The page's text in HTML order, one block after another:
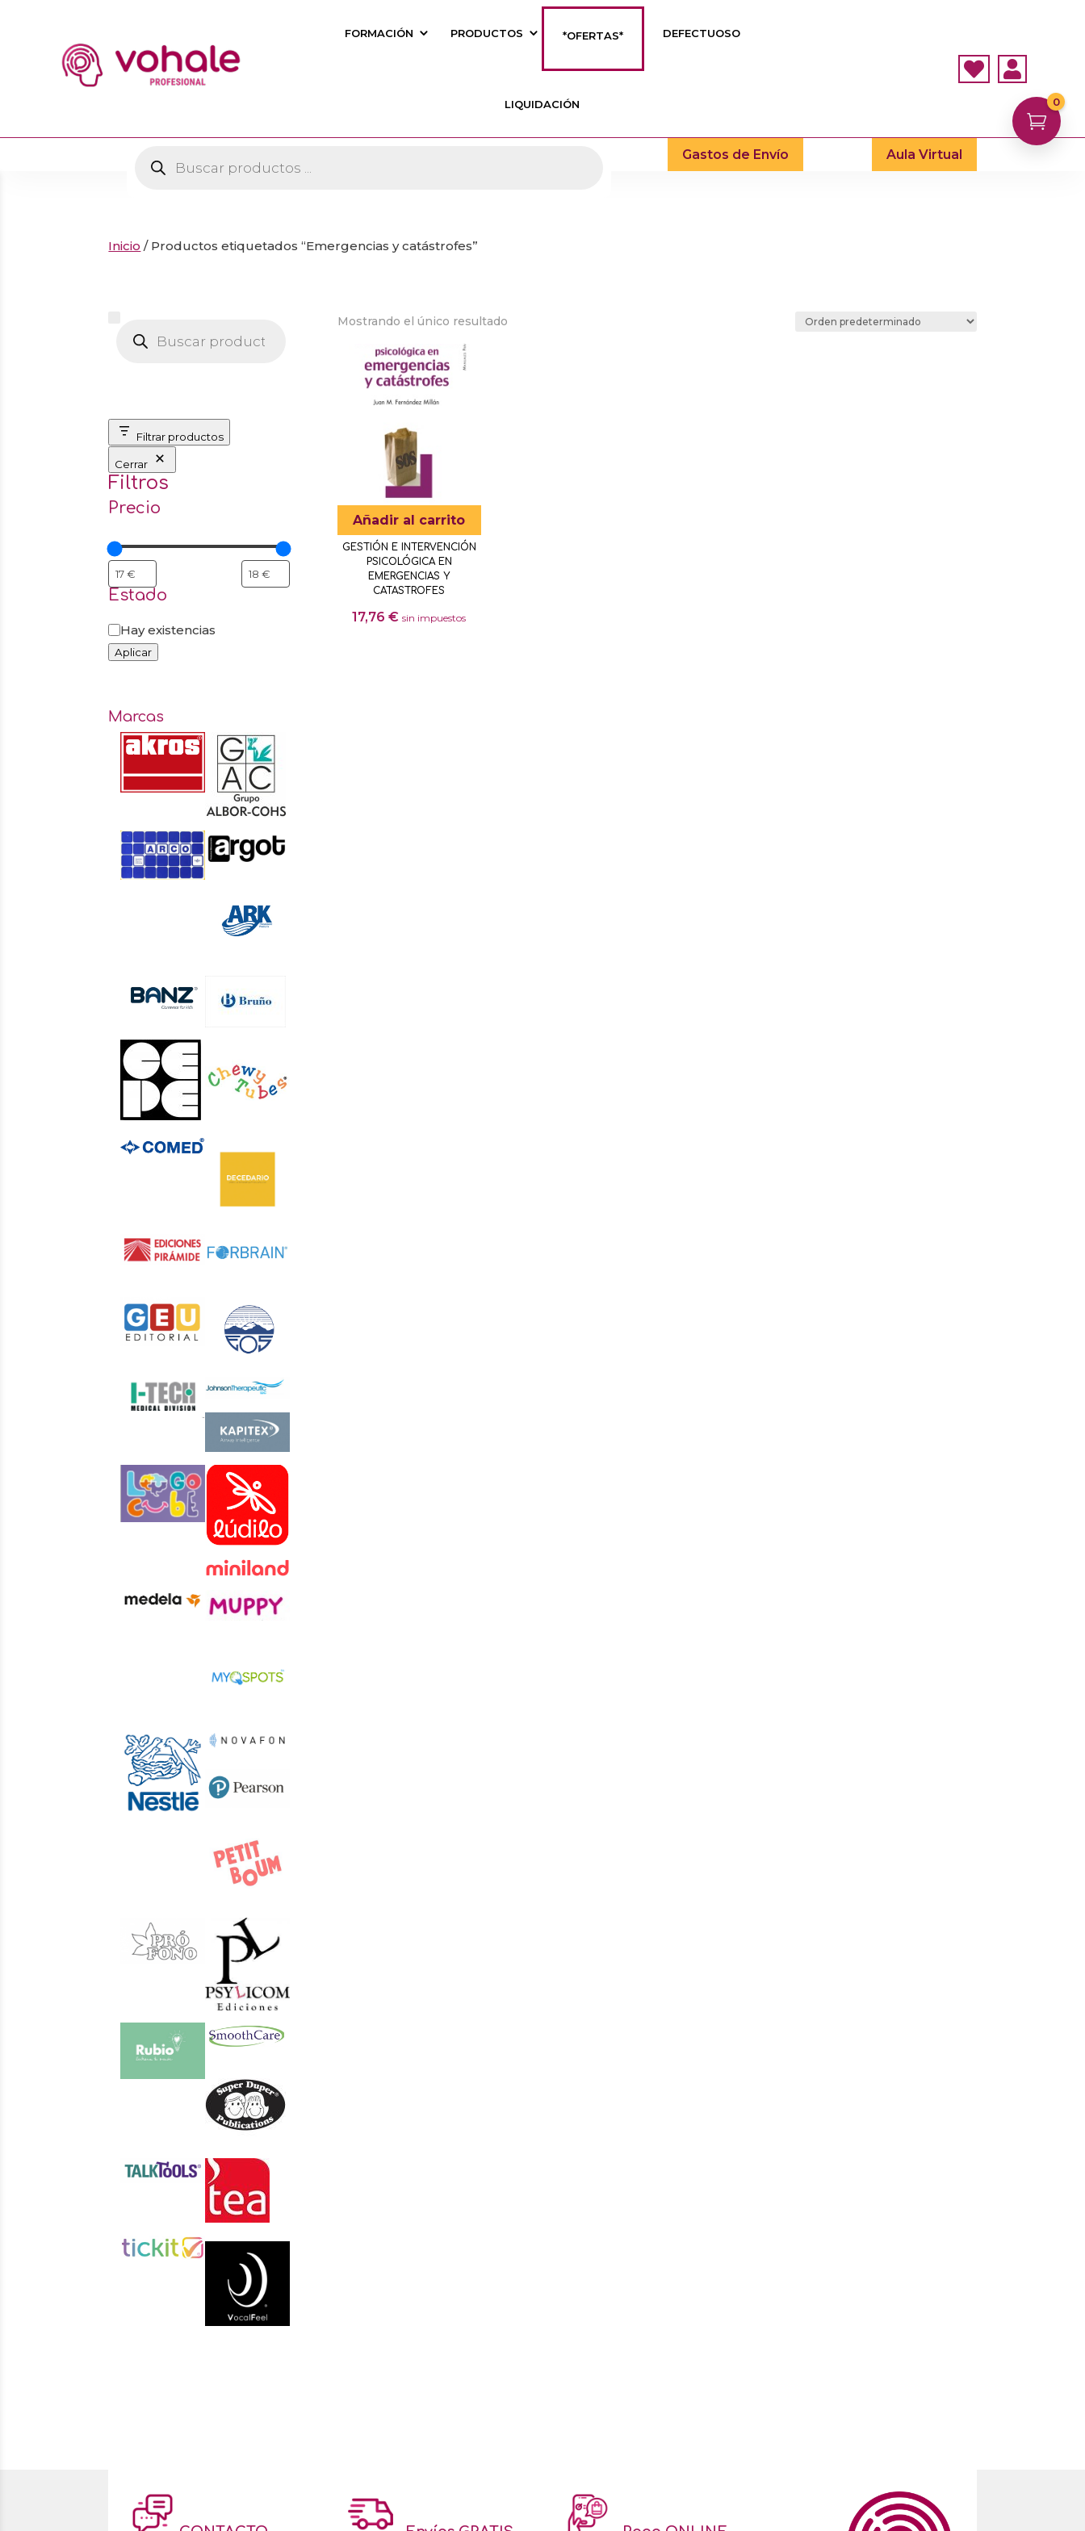
FORMACIÓN PRODUCTOS *OFERTAS* DEFECTUOSO
LIQUIDACIÓN
 
productos
Gastos de Envío Aula Virtual
Inicio / Productos etiquetados “Emergencias y catástrofes”
productos
Filtrar productos
Cerrar
Filtros
Precio
Estado
Estado
Hay existencias
Aplicar
Marcas
Mostrando el único resultado
Añadir al carrito
GESTIÓN E INTERVENCIÓN
PSICOLÓGICA EN
EMERGENCIAS Y
CATASTROFES
17,76€ sin impuestos

0